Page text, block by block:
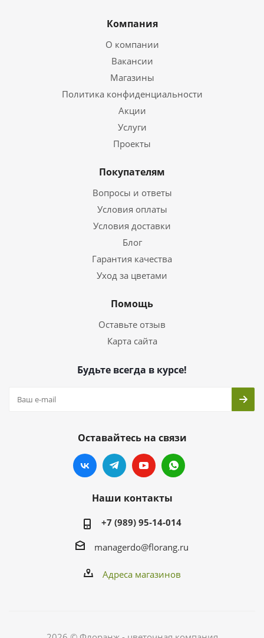
Компания
О компании
Вакансии
Магазины
Политика конфиденциальности
Акции
Услуги
Проекты
Покупателям
Вопросы и ответы
Условия оплаты
Условия доставки
Блог
Гарантия качества
Уход за цветами
Помощь
Оставьте отзыв
Карта сайта
Будьте всегда в курсе!
Оставайтесь на связи
Наши контакты
+7 (989) 95-14-014
managerdo@florang.ru
Адреса магазинов